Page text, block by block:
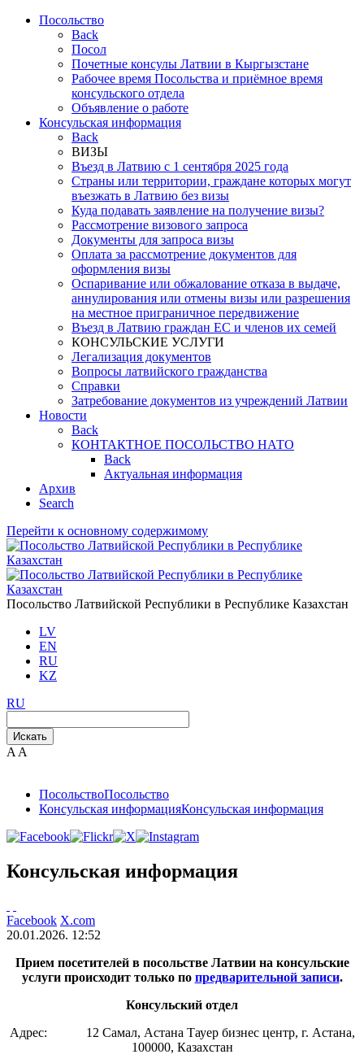
Посольствo
Back
Посол
Почетные консулы Латвии в Кыргызстане
Рабочее время Посольства и приёмное время
консульского отдела
Объявление о работе
Консульская информация
Back
ВИЗЫ
Въезд в Латвию с 1 сентября 2025 года
Страны или территории, граждане которых могут
въезжать в Латвию без визы
Куда подавать заявление на получение визы?
Рассмотрение визового запроса
Документы для запроса визы
Оплата за рассмотрение документов для
оформления визы
Оспаривание или обжалование отказа в выдаче,
аннулирования или отмены визы или разрешения
на местное приграничное передвижение
Въезд в Латвию граждан ЕС и членов их семей
КОНСУЛЬСКИЕ УСЛУГИ
Легализация документов
Вопросы латвийского гражданства
Справки
Затребование документов из учреждений Латвии
Новости
Back
КОНТАКТНОЕ ПОСОЛЬСТВО НАТО
Back
Актуальная информация
Aрхив
Search
Перейти к основному содержимому
Посольство Латвийской Республики в Республике Казахстан
LV
EN
RU
KZ
RU
Искать
A A
ПосольствoПосольствo
Консульская информацияКонсульская информация
Консульская информация
Facebook X.com
20.01.2026. 12:52
Прием посетителей в посольстве Латвии на консульские
услуги происходит только по предварительной записи.
Консульский отдел
Адрес: 12 Самал, Астана Тауер бизнес центр, г. Астана,
100000, Казахстан